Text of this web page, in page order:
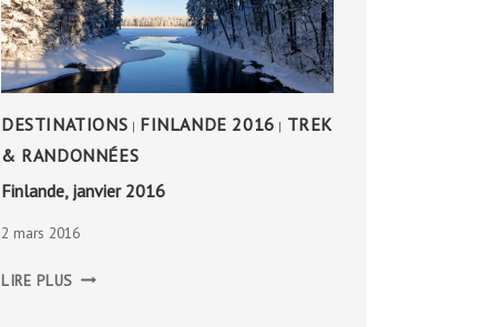
DESTINATIONS | FINLANDE 2016 | TREK
& RANDONNÉES
Finlande, janvier 2016
2 mars 2016
LIRE PLUS JANVIER